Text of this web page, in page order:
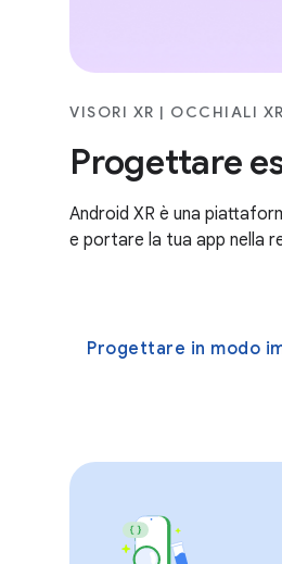
VISORI XR | OCCHIALI
Progettare
Android XR è una
e portare la tua app nella
Progettare in modo